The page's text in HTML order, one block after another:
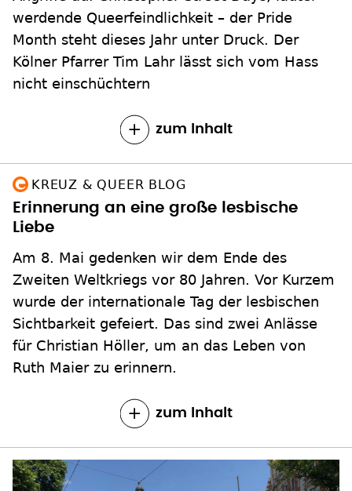
werdende Queerfeindlichkeit – der Pride
Month steht dieses Jahr unter Druck. Der
Kölner Pfarrer Tim Lahr lässt sich vom Hass
nicht einschüchtern
zum Inhalt
KREUZ & QUEER BLOG
Erinnerung an eine große lesbische
Liebe
Am 8. Mai gedenken wir dem Ende des
Zweiten Weltkriegs vor 80 Jahren. Vor Kurzem
wurde der internationale Tag der lesbischen
Sichtbarkeit gefeiert. Das sind zwei Anlässe
für Christian Höller, um an das Leben von
Ruth Maier zu erinnern.
zum Inhalt